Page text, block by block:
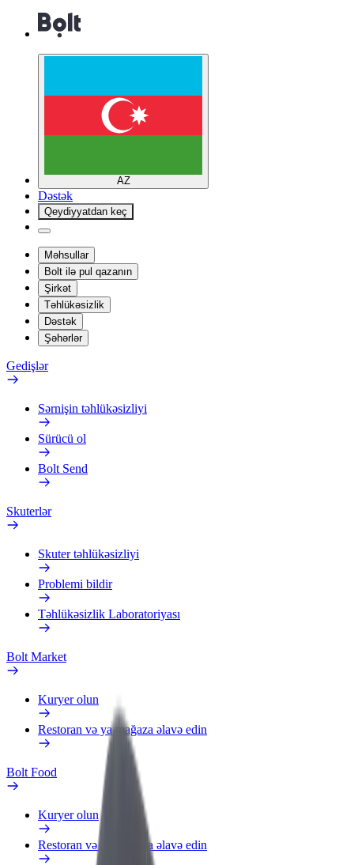
AZ
Dəstək
Qeydiyyatdan keç
Məhsullar
Bolt ilə pul qazanın
Şirkət
Təhlükəsizlik
Dəstək
Şəhərlər
Gedişlər
Sərnişin təhlükəsizliyi
Sürücü ol
Bolt Send
Skuterlər
Skuter təhlükəsizliyi
Problemi bildir
Təhlükəsizlik Laboratoriyası
Bolt Market
Kuryer olun
Restoran və ya mağaza əlavə edin
Bolt Food
Kuryer olun
Restoran və ya mağaza əlavə edin